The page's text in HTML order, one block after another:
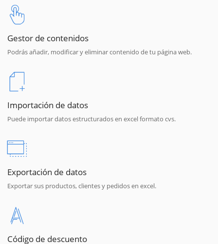
Gestor de contenidos
Podrás añadir, modificar y eliminar contenido de tu página web.
Importación de datos
Puede importar datos estructurados en excel formato cvs.
Exportación de datos
Exportar sus productos, clientes y pedidos en excel.
Código de descuento